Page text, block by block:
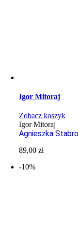
Igor Mitoraj
Zobacz koszyk
Igor Mitoraj
Agnieszka Stabro
89,00zł
-10%